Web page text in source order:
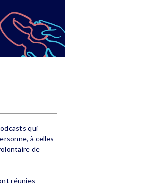
qui
à celles
de
réunies